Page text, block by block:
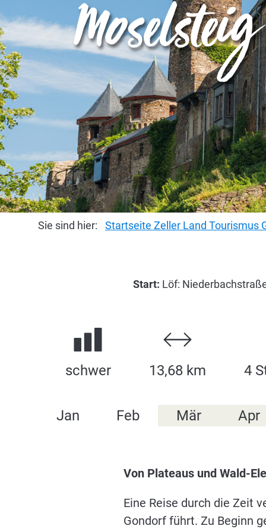
Sie sind hier: Startseite Zeller Land Tourismus
Start: Löf:
schwer 13,68 km 4
Jan Feb Mär Apr
Von Plateaus und Wald-
Eine Reise durch die Zeit
Gondorf führt. Zu Beginn